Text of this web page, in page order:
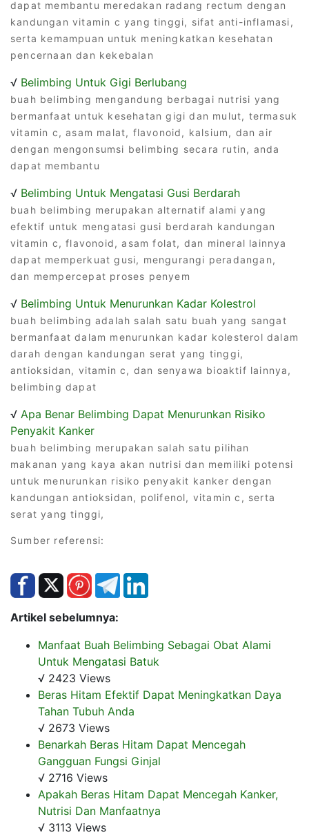
dapat membantu meredakan radang rectum dengan
kandungan vitamin c yang tinggi, sifat anti-inflamasi,
serta kemampuan untuk meningkatkan kesehatan
pencernaan dan kekebalan
√ Belimbing Untuk Gigi Berlubang
buah belimbing mengandung berbagai nutrisi yang
bermanfaat untuk kesehatan gigi dan mulut, termasuk
vitamin c, asam malat, flavonoid, kalsium, dan air
dengan mengonsumsi belimbing secara rutin, anda
dapat membantu
√ Belimbing Untuk Mengatasi Gusi Berdarah
buah belimbing merupakan alternatif alami yang
efektif untuk mengatasi gusi berdarah kandungan
vitamin c, flavonoid, asam folat, dan mineral lainnya
dapat memperkuat gusi, mengurangi peradangan,
dan mempercepat proses penyem
√ Belimbing Untuk Menurunkan Kadar Kolestrol
buah belimbing adalah salah satu buah yang sangat
bermanfaat dalam menurunkan kadar kolesterol dalam
darah dengan kandungan serat yang tinggi,
antioksidan, vitamin c, dan senyawa bioaktif lainnya,
belimbing dapat
√ Apa Benar Belimbing Dapat Menurunkan Risiko
Penyakit Kanker
buah belimbing merupakan salah satu pilihan
makanan yang kaya akan nutrisi dan memiliki potensi
untuk menurunkan risiko penyakit kanker dengan
kandungan antioksidan, polifenol, vitamin c, serta
serat yang tinggi,
Sumber referensi:
Artikel sebelumnya:
Manfaat Buah Belimbing Sebagai Obat Alami
Untuk Mengatasi Batuk
√ 2423 Views
Beras Hitam Efektif Dapat Meningkatkan Daya
Tahan Tubuh Anda
√ 2673 Views
Benarkah Beras Hitam Dapat Mencegah
Gangguan Fungsi Ginjal
√ 2716 Views
Apakah Beras Hitam Dapat Mencegah Kanker,
Nutrisi Dan Manfaatnya
√ 3113 Views